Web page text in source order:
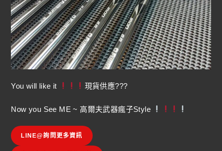
You will like it 現貨供應???
Now you See ME ~ 高爾夫武器瘋子Style
LINE@詢問更多資訊